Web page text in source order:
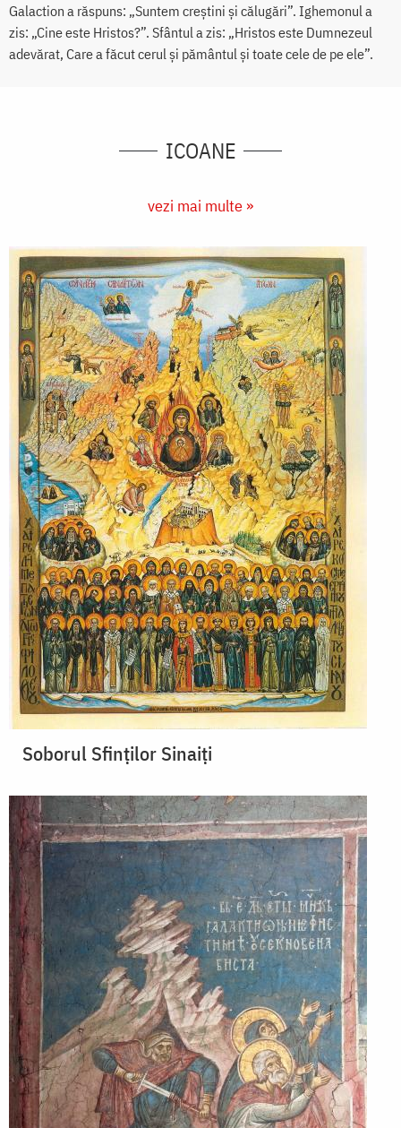
Galaction a răspuns: „Suntem creștini și călugări”. Ighemonul a
zis: „Cine este Hristos?”. Sfântul a zis: „Hristos este Dumnezeul
adevărat, Care a făcut cerul și pământul și toate cele de pe ele”.
ICOANE
vezi mai multe »
Soborul Sfinţilor Sinaiţi